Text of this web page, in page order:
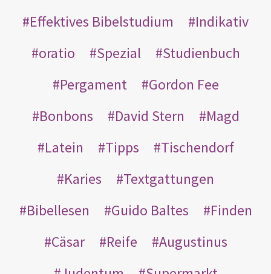
Effektives Bibelstudium
Indikativ
oratio
Spezial
Studienbuch
Pergament
Gordon Fee
Bonbons
David Stern
Magd
Latein
Tipps
Tischendorf
Karies
Textgattungen
Bibellesen
Guido Baltes
Finden
Cäsar
Reife
Augustinus